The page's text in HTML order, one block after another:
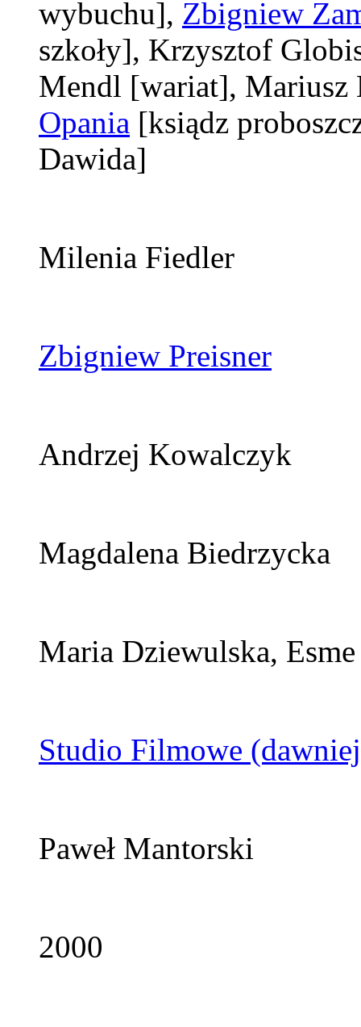
wybuchu], Zbigniew
szkoły], Krzysztof
Mendl [wariat],
Opania [ksiądz
Dawida]
Milenia Fiedler
Zbigniew Preisner
Andrzej Kowalczyk
Magdalena Biedrzycka
Maria Dziewulska,
Studio Filmowe
Paweł Mantorski
2000